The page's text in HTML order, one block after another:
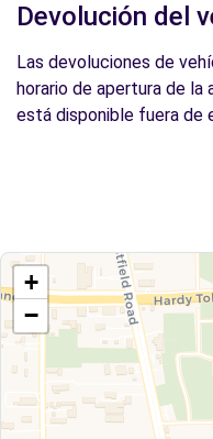
Devolución del
Las devoluciones de
horario de apertura de la
está disponible fuera de
+
−